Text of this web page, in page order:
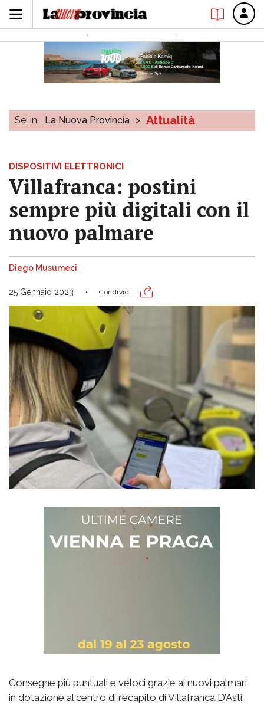
Sei in: La Nuova Provincia > Attualità
DISPOSITIVI ELETTRONICI
Villafranca: postini
sempre più digitali con il
nuovo palmare
Diego Musumeci
25 Gennaio 2023 Condividi
Consegne più puntuali e veloci grazie ai nuovi palmari
in dotazione al centro di recapito di Villafranca D’Asti.